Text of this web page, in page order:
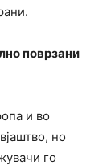
поврзани
и во
но
го